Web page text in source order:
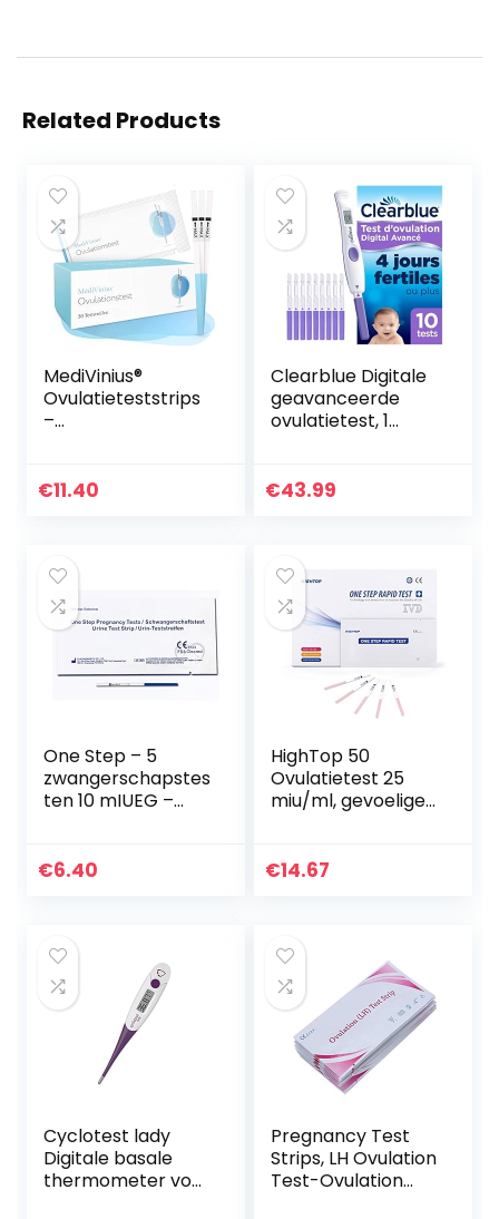
Related Products
MediVinius®
Ovulatieteststrips
–
ijsdrukteststrips –
€11.40
Clearblue Digitale
geavanceerde
ovulatietest, 1
€43.99
One Step – 5
zwangerschapstes
ten 10 mIUEG –
€6.40
HighTop 50
Ovulatietest 25
miu/ml, gevoelige
orspelling urine
€14.67
Cyclotest lady
Digitale basale
thermometer voor
Pregnancy Test
Strips, LH Ovulation
Test-Ovulation